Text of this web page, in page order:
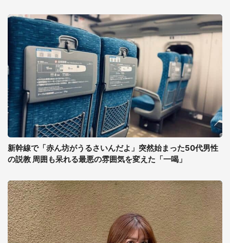
新幹線で「赤ん坊がうるさいんだよ」突然始まった50代男性
の説教 周囲も呆れる最悪の雰囲気を変えた「一喝」